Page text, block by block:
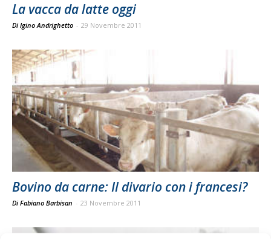
La vacca da latte oggi
Di Igino Andrighetto - 29 Novembre 2011
Bovino da carne: Il divario con i francesi?
Di Fabiano Barbisan - 23 Novembre 2011